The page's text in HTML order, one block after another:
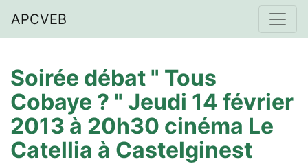
APCVEB
Soirée débat " Tous
Cobaye ? " Jeudi 14 février
2013 à 20h30 cinéma Le
Catellia à Castelginest